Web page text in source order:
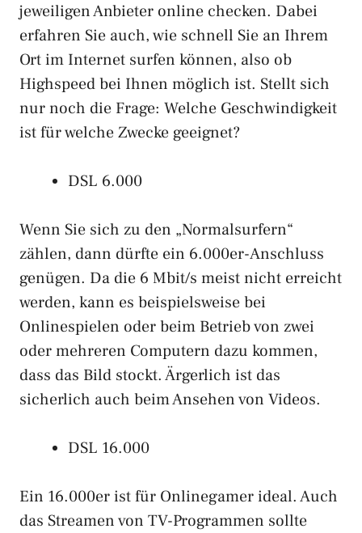
jeweiligen Anbieter online checken. Dabei
erfahren Sie auch, wie schnell Sie an Ihrem
Ort im Internet surfen können, also ob
Highspeed bei Ihnen möglich ist. Stellt sich
nur noch die Frage: Welche Geschwindigkeit
ist für welche Zwecke geeignet?
DSL 6.000
Wenn Sie sich zu den „Normalsurfern“
zählen, dann dürfte ein 6.000er-Anschluss
genügen. Da die 6 Mbit/s meist nicht erreicht
werden, kann es beispielsweise bei
Onlinespielen oder beim Betrieb von zwei
oder mehreren Computern dazu kommen,
dass das Bild stockt. Ärgerlich ist das
sicherlich auch beim Ansehen von Videos.
DSL 16.000
Ein 16.000er ist für Onlinegamer ideal. Auch
das Streamen von TV-Programmen sollte